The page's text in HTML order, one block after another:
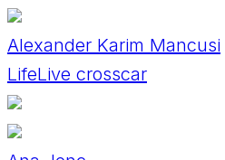
Alexander Karim Mancusi
LifeLive crosscar